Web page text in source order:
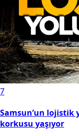
7
Samsun’un lojistik
korkusu yaşıyor